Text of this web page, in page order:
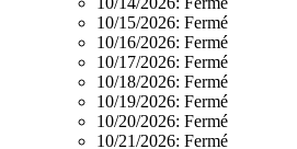
10/15/2026: Fermé
10/16/2026: Fermé
10/17/2026: Fermé
10/18/2026: Fermé
10/19/2026: Fermé
10/20/2026: Fermé
10/21/2026: Fermé